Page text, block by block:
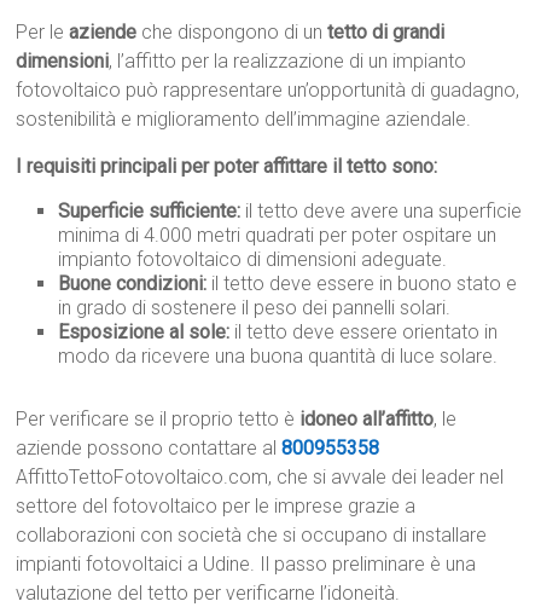
Per leaziende che dispongono di untetto di grandi
dimensioni, l’affitto per la realizzazione di un impianto
fotovoltaico può rappresentare un’opportunità di guadagno,
sostenibilità e miglioramento dell’immagine aziendale.
I requisiti principali per poter affittare il tetto sono:
Superficie sufficiente: il tetto deve avere una superficie
minima di 4.000 metri quadrati per poter ospitare un
impianto fotovoltaico di dimensioni adeguate.
Buone condizioni: il tetto deve essere in buono stato e
in grado di sostenere il peso dei pannelli solari.
Esposizione al sole: il tetto deve essere orientato in
modo da ricevere una buona quantità di luce solare.
Per verificare se il proprio tetto è idoneo all’affitto, le
aziende possono contattare al800955358
AffittoTettoFotovoltaico.com, che si avvale dei leader nel
settore del fotovoltaico per le imprese grazie a
collaborazioni con società che si occupano di installare
impianti fotovoltaici a Udine. Il passo preliminare è una
valutazione del tetto per verificarne l’idoneità.